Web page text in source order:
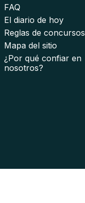
FAQ
El diario de hoy
Reglas de concursos
Mapa del sitio
¿Por qué confiar en
nosotros?